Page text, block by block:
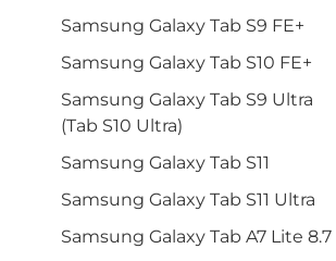
Samsung Galaxy Tab S9 FE+
Samsung Galaxy Tab S10 FE+
Samsung Galaxy Tab S9 Ultra
(Tab S10 Ultra)
Samsung Galaxy Tab S11
Samsung Galaxy Tab S11 Ultra
Samsung Galaxy Tab A7 Lite 8.7